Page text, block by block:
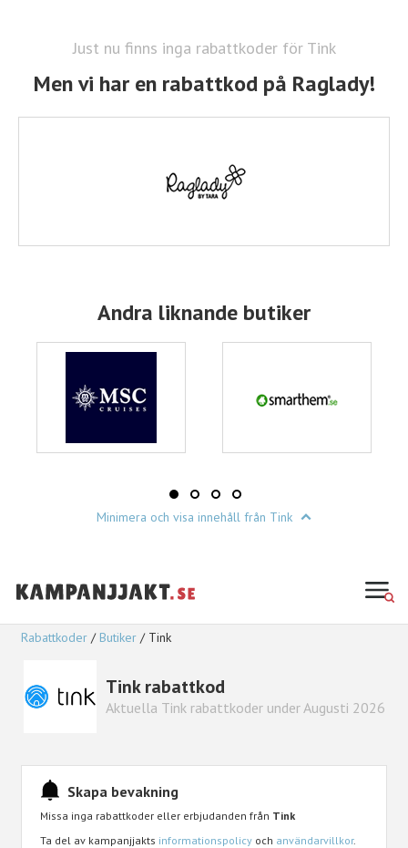
Just nu finns inga rabattkoder för Tink
Men vi har en rabattkod på Raglady!
Andra liknande butiker
Minimera och visa innehåll från Tink
Rabattkoder Butiker Tink
Tink rabattkod
Aktuella Tink rabattkoder under Augusti 2026
Skapa bevakning
Missa inga rabattkoder eller erbjudanden från Tink
Ta del av kampanjjakts informationspolicy och användarvillkor.